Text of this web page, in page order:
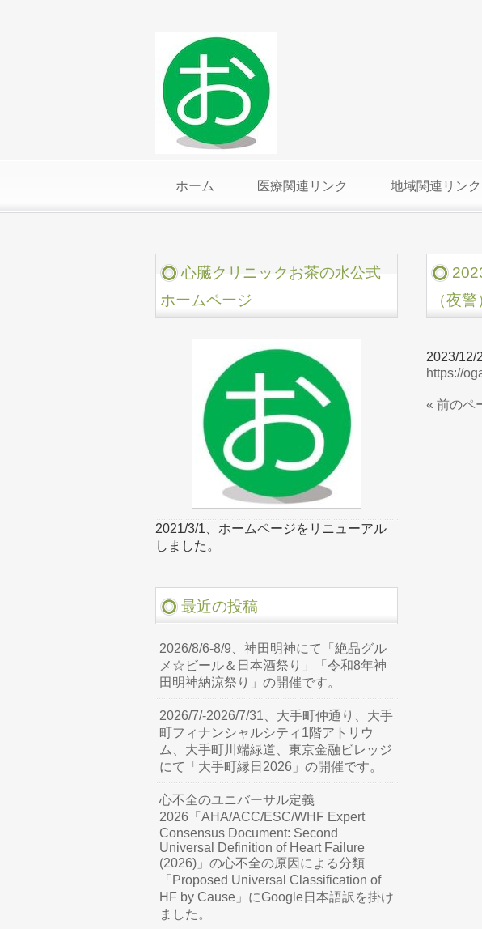
ホーム 医療関連リンク 地域関連リンク
（夜
2023/12/
https://
« 前のペ
心臓クリニックお茶の水公式
ホームページ
2021/3/1、ホームページをリニューアル
しました。
最近の投稿
2026/8/6-8/9、神田明神にて「絶品グル
メ☆ビール＆日本酒祭り」「令和8年神
田明神納涼祭り」の開催です。
2026/7/-2026/7/31、大手町仲通り、大手
町フィナンシャルシティ1階アトリウ
ム、大手町川端緑道、東京金融ビレッジ
にて「大手町縁日2026」の開催です。
心不全のユニバーサル定義
2026「AHA/ACC/ESC/WHF Expert
Consensus Document: Second
Universal Definition of Heart Failure
(2026)」の心不全の原因による分類
「Proposed Universal Classification of
HF by Cause」にGoogle日本語訳を掛け
ました。